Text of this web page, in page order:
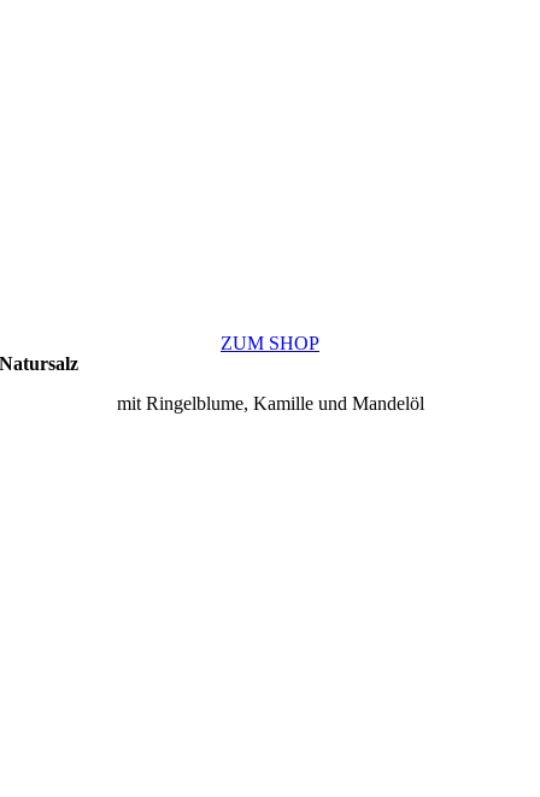
ZUM SHOP
Natursalz
mit Ringelblume, Kamille und Mandelöl